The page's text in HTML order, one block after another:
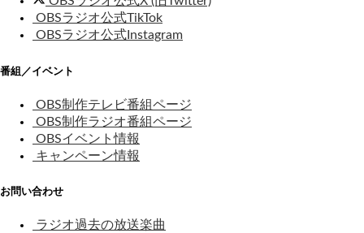
OBSラジオ公式TikTok
OBSラジオ公式Instagram
番組／イベント
OBS制作テレビ番組ページ
OBS制作ラジオ番組ページ
OBSイベント情報
キャンペーン情報
お問い合わせ
ラジオ過去の放送楽曲